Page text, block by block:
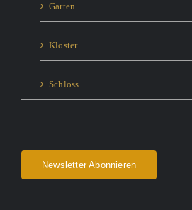
Garten
Kloster
Schloss
Newsletter Abonnieren